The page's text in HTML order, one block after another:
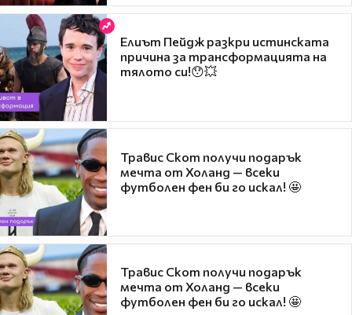
Елиът Пейдж разкри истинската
причина за трансформацията на
тялото си!😯💥
Травис Скот получи подарък
мечта от Холанд — всеки
футболен фен би го искал! 🤩
Травис Скот получи подарък
мечта от Холанд — всеки
футболен фен би го искал! 🤩